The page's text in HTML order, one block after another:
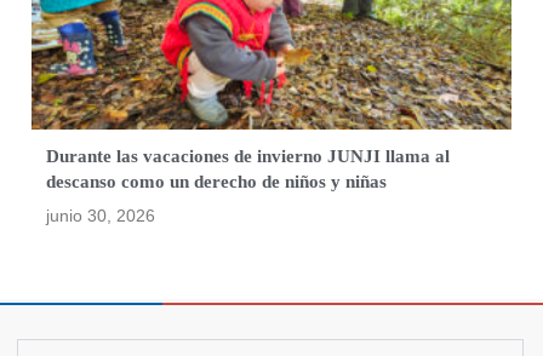
Durante las vacaciones de invierno JUNJI llama al
descanso como un derecho de niños y niñas
junio 30, 2026